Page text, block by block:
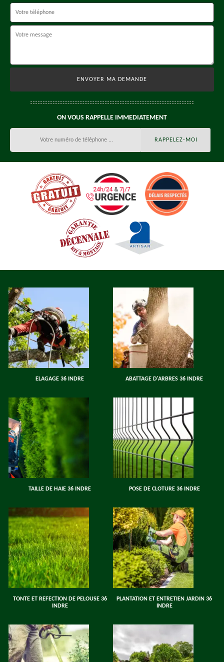
ON VOUS RAPPELLE IMMEDIATEMENT
ELAGAGE 36 INDRE ABATTAGE D'ARBRES 36 INDRE
TAILLE DE HAIE 36 INDRE POSE DE CLOTURE 36 INDRE
TONTE ET REFECTION DE PELOUSE 36
INDRE
PLANTATION ET ENTRETIEN JARDIN 36
INDRE